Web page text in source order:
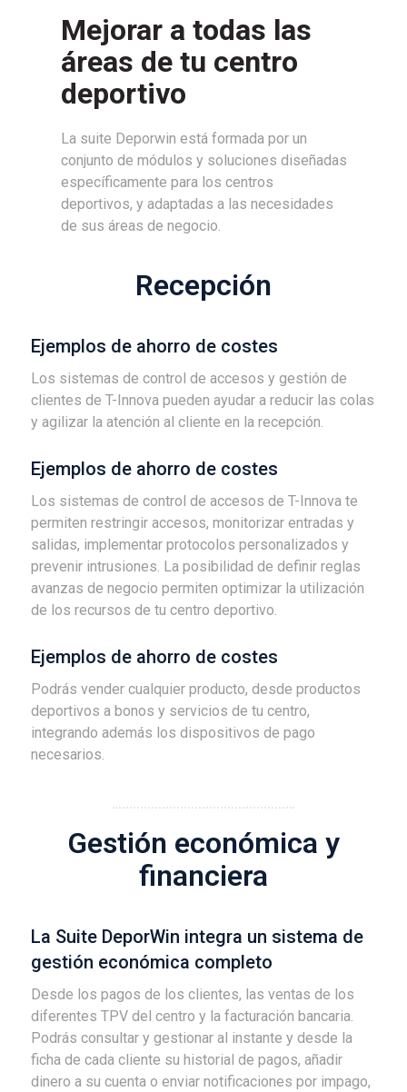
Mejorar a todas las
áreas de tu centro
deportivo
La suite Deporwin está formada por un
conjunto de módulos y soluciones diseñadas
específicamente para los centros
deportivos, y adaptadas a las necesidades
de sus áreas de negocio.
Recepción
Ejemplos de ahorro de costes
Los sistemas de control de accesos y gestión de
clientes de T-Innova pueden ayudar a reducir las colas
y agilizar la atención al cliente en la recepción.
Ejemplos de ahorro de costes
Los sistemas de control de accesos de T-Innova te
permiten restringir accesos, monitorizar entradas y
salidas, implementar protocolos personalizados y
prevenir intrusiones. La posibilidad de definir reglas
avanzas de negocio permiten optimizar la utilización
de los recursos de tu centro deportivo.
Ejemplos de ahorro de costes
Podrás vender cualquier producto, desde productos
deportivos a bonos y servicios de tu centro,
integrando además los dispositivos de pago
necesarios.
Gestión económica y
financiera
La Suite DeporWin integra un sistema de
gestión económica completo
Desde los pagos de los clientes, las ventas de los
diferentes TPV del centro y la facturación bancaria.
Podrás consultar y gestionar al instante y desde la
ficha de cada cliente su historial de pagos, añadir
dinero a su cuenta o enviar notificaciones por impago,